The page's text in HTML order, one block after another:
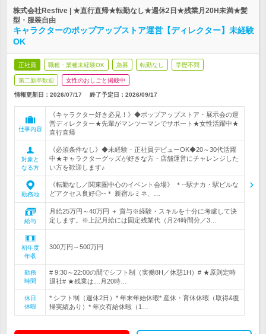
株式会社Resfive | ★直行直帰★転勤なし★週休2日★残業月20H未満★髪
型・服装自由
キャラクターのポップアップストア運営【ディレクター】未経験
OK
正社員 職種・業種未経験OK 急募 転勤なし 学歴不問
第二新卒歓迎 女性のおしごと掲載中
情報更新日：2026/07/17 終了予定日： 2026/09/17
仕事内容
《キャラクター好き必見！》◆ポップアップストア・展示会の運
営ディレクター★先輩がマンツーマンでサポート★女性活躍中★
直行直帰
対象と
なる方
《必須条件なし》◆未経験・正社員デビューOK◆20～30代活躍
中★キャラクターグッズが好きな方・店舗運営にチャレンジした
い方を歓迎します♪
勤務地
《転勤なし／関東圏中心のイベント会場》 ＊--駅ナカ・駅ビルな
どアクセス良好◎--＊ 新宿ルミネ、…
給与
月給25万円～40万円 ＋ 賞与※経験・スキルを十分に考慮して決
定します。※上記月給には固定残業代（月24時間分／3…
初年度
年収
300万円～500万円
勤務
時間
# 9:30～22:00の間でシフト制（実働8H／休憩1H）# ★原則定時
退社# ★残業は…月20時…
休日
休暇
* シフト制（週休2日）* 年末年始休暇* 産休・育休休暇（取得&復
帰実績あり）* 年次有給休暇（1…